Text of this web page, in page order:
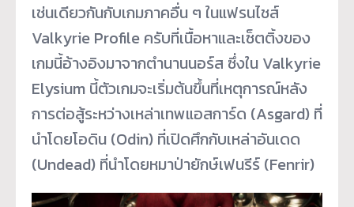
เช่นเดียวกันกับเกมภาคอื่น ๆ ในแฟรนไชส์
Valkyrie Profile ครับที่เนื้อหาและเซ็ตติ้งของ
เกมนี้อ้างอิงมาจากตำนานนอร์ส ซึ่งใน Valkyrie
Elysium นี้ตัวเกมจะเริ่มต้นขึ้นที่เหตุการณ์หลัง
การต่อสู้ระหว่างเหล่าเทพแอสการ์ด (Asgard) ที่
นำโดยโอดิน (Odin) ที่เปิดศึกกับเหล่าอันเดด
(Undead) ที่นำโดยหมาป่ายักษ์เฟนรีร์ (Fenrir)